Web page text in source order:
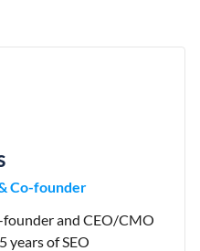
Co-founder
founder and CEO/CMO
years of SEO